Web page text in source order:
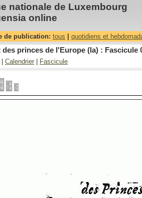
nationale de Luxembourg
online
de publication: tous quotidiens et
princes de l'Europe (la) : Fascicule
Calendrier Fascicule